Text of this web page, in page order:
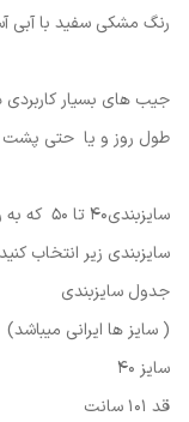
رنگ مشکی سفید با آبی
جیب های بسیار کاربردی
طول روز و یا حتی پشت
سایزبندی زیر انتخاب
جدول سایزبندی
( سایز ها ایرانی میباشد)
سایز 40
قد 101 سانت